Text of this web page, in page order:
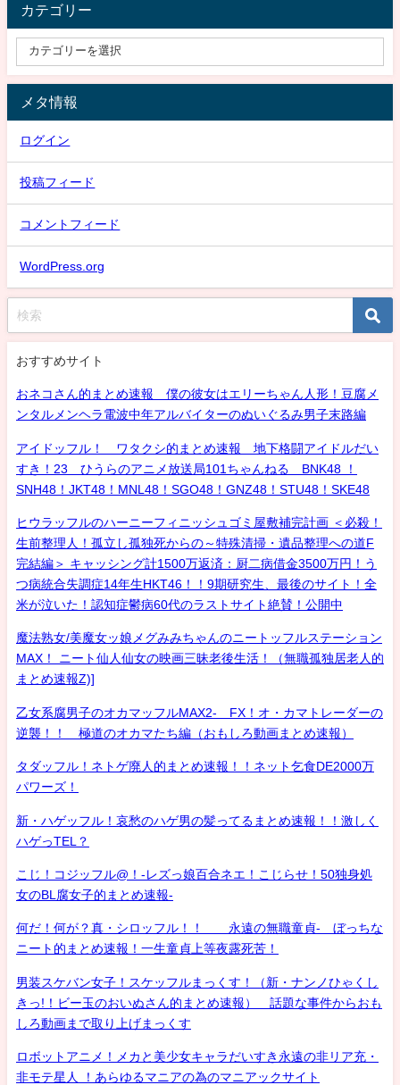
カテゴリー
メタ情報
ログイン
投稿フィード
コメントフィード
WordPress.org
おすすめサイト
おネコさん的まとめ速報 僕の彼女はエリーちゃん人形！豆腐メ
ンタルメンヘラ電波中年アルバイターのぬいぐるみ男子末路編
アイドッフル！ ワタクシ的まとめ速報 地下格闘アイドルだい
すき！23 ひうらのアニメ放送局101ちゃんねる BNK48 ！
SNH48！JKT48！MNL48！SGO48！GNZ48！STU48！SKE48
ヒウラッフルのハーニーフィニッシュゴミ屋敷補完計画 ＜必殺！
生前整理人！孤立し孤独死からの～特殊清掃・遺品整理への道F
完結編＞ キャッシング計1500万返済：厨二病借金3500万円！う
つ病統合失調症14年生HKT46！！9期研究生、最後のサイト！全
米が泣いた！認知症鬱病60代のラストサイト絶賛！公開中
魔法熟女/美魔女ッ娘メグみみちゃんのニートッフルステーション
MAX！ ニート仙人仙女の映画三昧老後生活！（無職孤独居老人的
まとめ速報Z)]
乙女系腐男子のオカマッフルMAX2- FX！オ・カマトレーダーの
逆襲！！ 極道のオカマたち編（おもしろ動画まとめ速報）
タダッフル！ネトゲ廃人的まとめ速報！！ネット乞食DE2000万
パワーズ！
新・ハゲッフル！哀愁のハゲ男の髪ってるまとめ速報！！激しく
ハゲっTEL？
こじ！コジッフル@！-レズっ娘百合ネエ！こじらせ！50独身処
女のBL腐女子的まとめ速報-
何だ！何が？真・シロッフル！！ 永遠の無職童貞- ぼっちな
ニート的まとめ速報！一生童貞上等夜露死苦！
男装スケバン女子！スケッフルまっくす！（新・ナンノひゃくし
きっ!！ビー玉のおいぬさん的まとめ速報） 話題な事件からおも
しろ動画まで取り上げまっくす
ロボットアニメ！メカと美少女キャラだいすき永遠の非リア充・
非モテ星人 ！あらゆるマニアの為のマニアックサイト